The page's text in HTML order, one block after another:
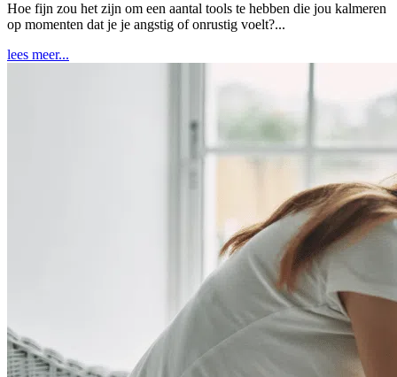
Hoe fijn zou het zijn om een aantal tools te hebben die jou kalmeren
op momenten dat je je angstig of onrustig voelt?...
lees meer...